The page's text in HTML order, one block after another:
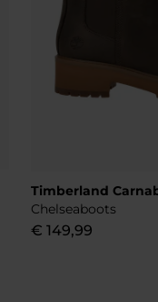
Timberland
Chelseaboots
€ 149,99